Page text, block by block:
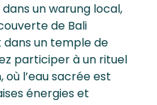
un warung local,
de Bali
un temple de
participer à un rituel
l’eau sacrée est
énergies et